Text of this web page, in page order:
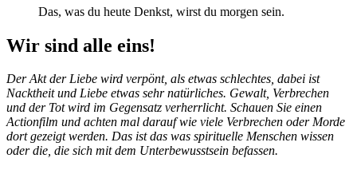
Das, was du heute Denkst, wirst du morgen sein.
Wir sind alle eins!
Der Akt der Liebe wird verpönt, als etwas schlechtes, dabei ist
Nacktheit und Liebe etwas sehr natürliches. Gewalt, Verbrechen
und der Tot wird im Gegensatz verherrlicht. Schauen Sie einen
Actionfilm und achten mal darauf wie viele Verbrechen oder Morde
dort gezeigt werden. Das ist das was spirituelle Menschen wissen
oder die, die sich mit dem Unterbewusstsein befassen.